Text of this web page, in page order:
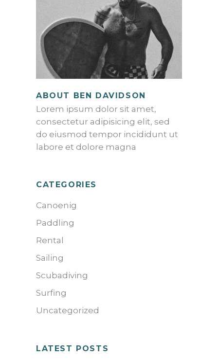
ABOUT BEN DAVIDSON
Lorem ipsum dolor sit amet,
consectetur adipisicing elit, sed
do eiusmod tempor incididunt ut
labore et dolore magna
CATEGORIES
Canoenig
Paddling
Rental
Sailing
Scubadiving
Surfing
Uncategorized
LATEST POSTS